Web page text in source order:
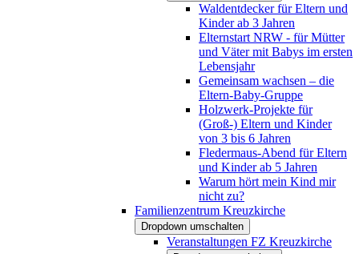
Waldentdecker für Eltern und
Kinder ab 3 Jahren
Elternstart NRW - für Mütter
und Väter mit Babys im ersten
Lebensjahr
Gemeinsam wachsen – die
Eltern-Baby-Gruppe
Holzwerk-Projekte für
(Groß-) Eltern und Kinder
von 3 bis 6 Jahren
Fledermaus-Abend für Eltern
und Kinder ab 5 Jahren
Warum hört mein Kind mir
nicht zu?
Familienzentrum Kreuzkirche
Dropdown umschalten
Veranstaltungen FZ Kreuzkirche